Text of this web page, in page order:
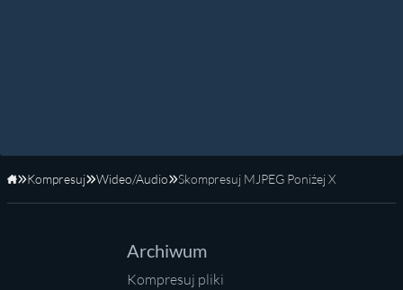
Strona główna
Kompresuj Wideo/Audio Skompresuj MJPEG Poniżej X
Archiwum
Kompresuj pliki